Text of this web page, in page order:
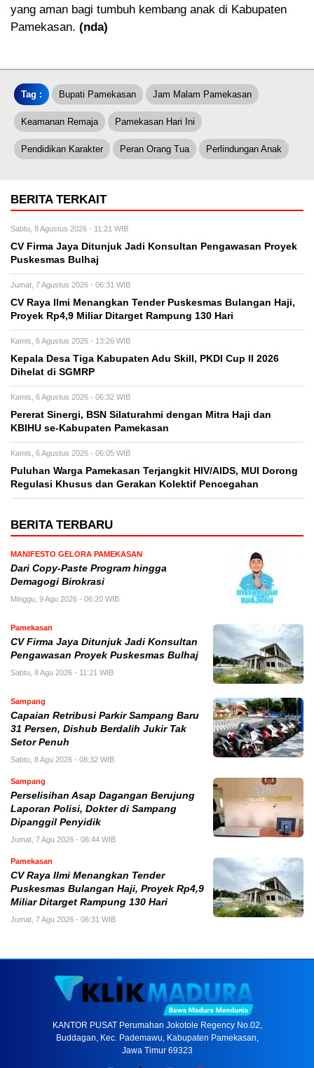
yang aman bagi tumbuh kembang anak di Kabupaten
Pamekasan. (nda)
Tag : Bupati Pamekasan Jam Malam Pamekasan
Keamanan Remaja Pamekasan Hari Ini
Pendidikan Karakter Peran Orang Tua Perlindungan Anak
BERITA TERKAIT
Sabtu, 8 Agustus 2026 - 11:21 WIB
CV Firma Jaya Ditunjuk Jadi Konsultan Pengawasan Proyek
Puskesmas Bulhaj
Jumat, 7 Agustus 2026 - 06:31 WIB
CV Raya Ilmi Menangkan Tender Puskesmas Bulangan Haji,
Proyek Rp4,9 Miliar Ditarget Rampung 130 Hari
Kamis, 6 Agustus 2026 - 13:26 WIB
Kepala Desa Tiga Kabupaten Adu Skill, PKDI Cup II 2026
Dihelat di SGMRP
Kamis, 6 Agustus 2026 - 06:32 WIB
Pererat Sinergi, BSN Silaturahmi dengan Mitra Haji dan
KBIHU se-Kabupaten Pamekasan
Kamis, 6 Agustus 2026 - 06:05 WIB
Puluhan Warga Pamekasan Terjangkit HIV/AIDS, MUI Dorong
Regulasi Khusus dan Gerakan Kolektif Pencegahan
BERITA TERBARU
MANIFESTO GELORA PAMEKASAN
Dari Copy-Paste Program hingga
Demagogi Birokrasi
Minggu, 9 Agu 2026 - 06:20 WIB
Pamekasan
CV Firma Jaya Ditunjuk Jadi Konsultan
Pengawasan Proyek Puskesmas Bulhaj
Sabtu, 8 Agu 2026 - 11:21 WIB
Sampang
Capaian Retribusi Parkir Sampang Baru
31 Persen, Dishub Berdalih Jukir Tak
Setor Penuh
Sabtu, 8 Agu 2026 - 08:32 WIB
Sampang
Perselisihan Asap Dagangan Berujung
Laporan Polisi, Dokter di Sampang
Dipanggil Penyidik
Jumat, 7 Agu 2026 - 06:44 WIB
Pamekasan
CV Raya Ilmi Menangkan Tender
Puskesmas Bulangan Haji, Proyek Rp4,9
Miliar Ditarget Rampung 130 Hari
Jumat, 7 Agu 2026 - 06:31 WIB
KANTOR PUSAT Perumahan Jokotole Regency No.02,
Buddagan, Kec. Pademawu, Kabupaten Pamekasan,
Jawa Timur 69323